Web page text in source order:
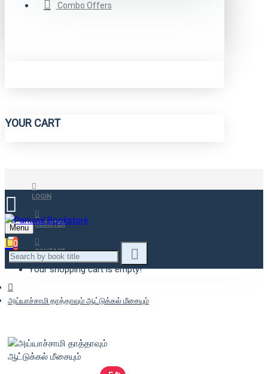
Combo Offers
YOUR CART
LOGIN
REGISTER
CONTACT
Menu
0
Your shopping cart is empty!
அய்யாச்சாமி தாத்தாவும் ஆட்டுக்கல் மீசையும்